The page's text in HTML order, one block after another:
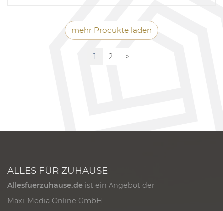
mehr Produkte laden
1 2 >
ALLES FÜR ZUHAUSE
Allesfuerzuhause.de ist ein Angebot der
Maxi-Media Online GmbH